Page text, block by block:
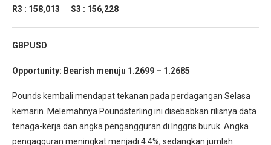
R3 : 158,013 S3 : 156,228
GBPUSD
Opportunity: Bearish menuju 1.2699 – 1.2685
Pounds kembali mendapat tekanan pada perdagangan Selasa
kemarin. Melemahnya Poundsterling ini disebabkan rilisnya data
tenaga-kerja dan angka pengangguran di Inggris buruk. Angka
pengagguran meningkat menjadi 4.4%, sedangkan jumlah